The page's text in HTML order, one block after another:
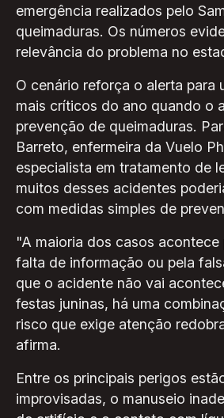
emergência realizados pelo
queimaduras. Os números
relevância do problema no
O cenário reforça o alerta para
mais críticos do ano quando o
prevenção de queimaduras.
Barreto, enfermeira da Vuelo
especialista em tratamento de
muitos desses acidentes
com medidas simples de
"A maioria dos casos
falta de informação ou pela
que o acidente não vai
festas juninas, há uma
risco que exige atenção
afirma.
Entre os principais perigos
improvisadas, o manuseio